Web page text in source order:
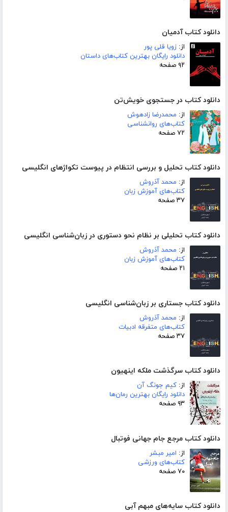
دانلود کتاب آدمیان
از: زویا قلی پور
دانلود رایگان بهترین کتاب‌های داستان
۹۲ صفحه
دانلود کتاب در جستجوی خویش‌تن
از: محمدرضا زادهوش
کتاب‌های روانشناسی
۷۲ صفحه
دانلود کتاب تحلیل و بررسی انتظام در پیوست تکواژهای انگلیسی
از: محمد آذروش
کتاب‌های آموزش زبان
۳۷ صفحه
دانلود کتاب تحلیلی بر نظام نحو دستوری در زبان‌شناسی انگلیسی
از: محمد آذروش
کتاب‌های آموزش زبان
۲۱ صفحه
دانلود کتاب جستاری بر زبان‌شناسی انگلیسی
از: محمد آذروش
کتاب‌های متفرقه ادبیات
۳۷ صفحه
دانلود کتاب سرگذشت ملکه اینهیون
از: کیم جونگ آن
دانلود رایگان بهترین رمان‌ها
۹۳ صفحه
دانلود کتاب مرجع جام جهانی فوتبال
از: امیر مبشر
کتاب‌های ورزشی
۷۰ صفحه
دانلود کتاب سایه‌های مبهم آبی